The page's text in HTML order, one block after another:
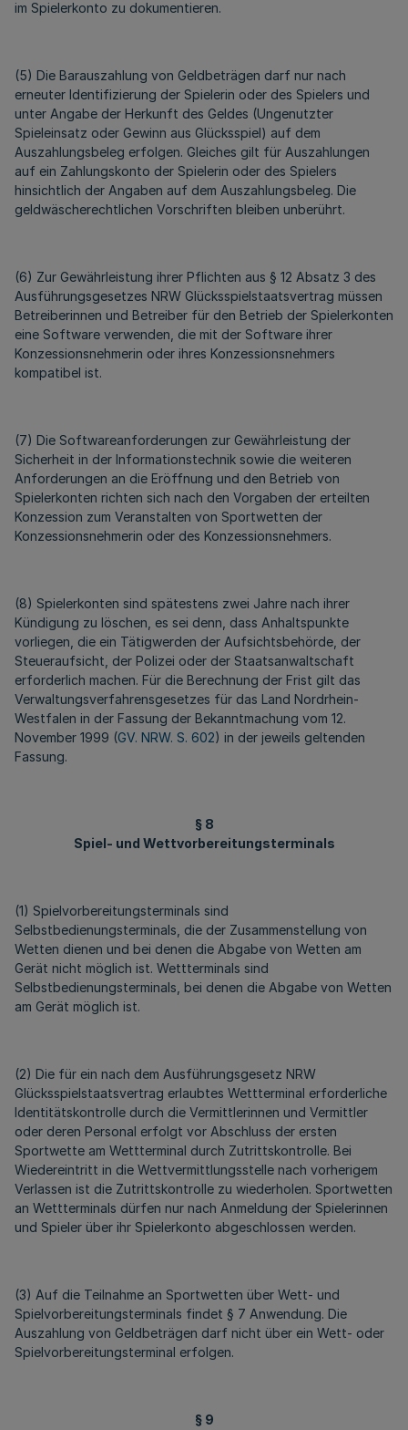
im Spielerkonto zu dokumentieren.
(5) Die Barauszahlung von Geldbeträgen darf nur nach
erneuter Identifizierung der Spielerin oder des Spielers und
unter Angabe der Herkunft des Geldes (Ungenutzter
Spieleinsatz oder Gewinn aus Glücksspiel) auf dem
Auszahlungsbeleg erfolgen. Gleiches gilt für Auszahlungen
auf ein Zahlungskonto der Spielerin oder des Spielers
hinsichtlich der Angaben auf dem Auszahlungsbeleg. Die
geldwäscherechtlichen Vorschriften bleiben unberührt.
(6) Zur Gewährleistung ihrer Pflichten aus § 12 Absatz 3 des
Ausführungsgesetzes NRW Glücksspielstaatsvertrag müssen
Betreiberinnen und Betreiber für den Betrieb der Spielerkonten
eine Software verwenden, die mit der Software ihrer
Konzessionsnehmerin oder ihres Konzessionsnehmers
kompatibel ist.
(7) Die Softwareanforderungen zur Gewährleistung der
Sicherheit in der Informationstechnik sowie die weiteren
Anforderungen an die Eröffnung und den Betrieb von
Spielerkonten richten sich nach den Vorgaben der erteilten
Konzession zum Veranstalten von Sportwetten der
Konzessionsnehmerin oder des Konzessionsnehmers.
(8) Spielerkonten sind spätestens zwei Jahre nach ihrer
Kündigung zu löschen, es sei denn, dass Anhaltspunkte
vorliegen, die ein Tätigwerden der Aufsichtsbehörde, der
Steueraufsicht, der Polizei oder der Staatsanwaltschaft
erforderlich machen. Für die Berechnung der Frist gilt das
Verwaltungsverfahrensgesetzes für das Land Nordrhein-
Westfalen in der Fassung der Bekanntmachung vom 12.
November 1999 (GV. NRW. S. 602) in der jeweils geltenden
Fassung.
§ 8
Spiel- und Wettvorbereitungsterminals
(1) Spielvorbereitungsterminals sind
Selbstbedienungsterminals, die der Zusammenstellung von
Wetten dienen und bei denen die Abgabe von Wetten am
Gerät nicht möglich ist. Wettterminals sind
Selbstbedienungsterminals, bei denen die Abgabe von Wetten
am Gerät möglich ist.
(2) Die für ein nach dem Ausführungsgesetz NRW
Glücksspielstaatsvertrag erlaubtes Wettterminal erforderliche
Identitätskontrolle durch die Vermittlerinnen und Vermittler
oder deren Personal erfolgt vor Abschluss der ersten
Sportwette am Wettterminal durch Zutrittskontrolle. Bei
Wiedereintritt in die Wettvermittlungsstelle nach vorherigem
Verlassen ist die Zutrittskontrolle zu wiederholen. Sportwetten
an Wettterminals dürfen nur nach Anmeldung der Spielerinnen
und Spieler über ihr Spielerkonto abgeschlossen werden.
(3) Auf die Teilnahme an Sportwetten über Wett- und
Spielvorbereitungsterminals findet § 7 Anwendung. Die
Auszahlung von Geldbeträgen darf nicht über ein Wett- oder
Spielvorbereitungsterminal erfolgen.
§ 9